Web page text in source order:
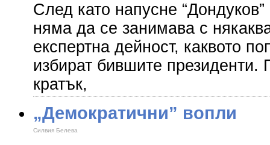
След като напусне
няма да се занимава с
експертна дейност, каквото
избират бившите
кратък,
„Демократични” вопли
Силвия Белева